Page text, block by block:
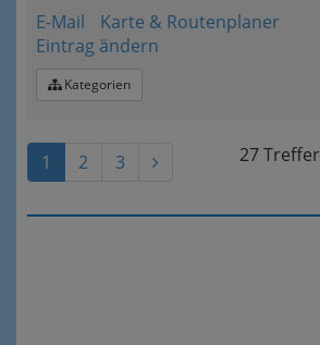
E-Mail
Karte & Routenplaner
Eintrag ändern
Kategorien
27 Treffer
1 2 3